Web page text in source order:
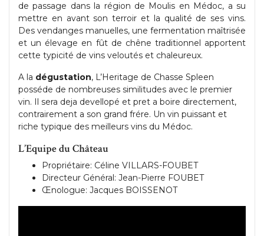
de passage dans la région de Moulis en Médoc, a su
mettre en avant son terroir et la qualité de ses vins.
Des vendanges manuelles, une fermentation maîtrisée
et un élevage en fût de chêne traditionnel apportent
cette typicité de vins veloutés et chaleureux.
A la dégustation, L’Heritage de Chasse Spleen
posséde de nombreuses similitudes avec le premier
vin. Il sera deja devellopé et pret a boire directement,
contrairement a son grand frére. Un vin puissant et
riche typique des meilleurs vins du Médoc.
L’Equipe du Château
Propriétaire: Céline VILLARS-FOUBET
Directeur Général: Jean-Pierre FOUBET
Œnologue: Jacques BOISSENOT